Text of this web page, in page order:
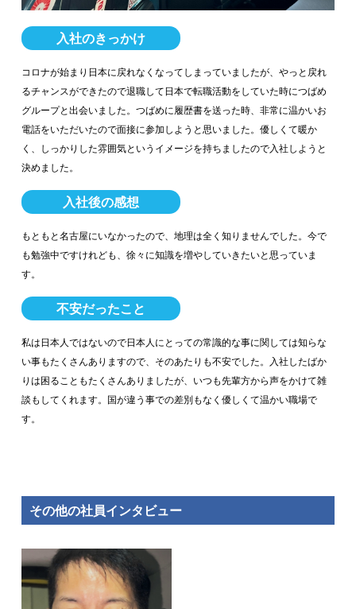
入社のきっかけ
コロナが始まり日本に戻れなくなってしまっていましたが、やっと戻れ
るチャンスができたので退職して日本で転職活動をしていた時につばめ
グループと出会いました。つばめに履歴書を送った時、非常に温かいお
電話をいただいたので面接に参加しようと思いました。優しくて暖か
く、しっかりした雰囲気というイメージを持ちましたので入社しようと
決めました。
入社後の感想
もともと名古屋にいなかったので、地理は全く知りませんでした。今で
も勉強中ですけれども、徐々に知識を増やしていきたいと思っていま
す。
不安だったこと
私は日本人ではないので日本人にとっての常識的な事に関しては知らな
い事もたくさんありますので、そのあたりも不安でした。入社したばか
りは困ることもたくさんありましたが、いつも先輩方から声をかけて雑
談もしてくれます。国が違う事での差別もなく優しくて温かい職場で
す。
その他の社員インタビュー